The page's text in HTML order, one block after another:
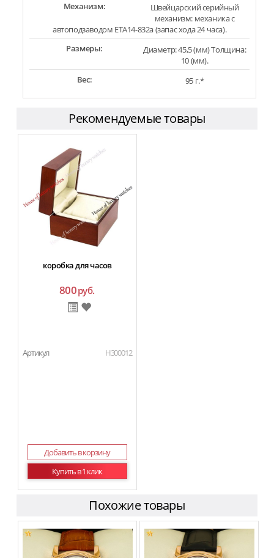
Механизм:
Швейцарский серийный
механизм: механика с
автоподзаводом ETA14-832a (запас хода 24 часа).
Размеры:
Диаметр: 45,5 (мм) Толщина:
10 (мм).
Вес:
95 г.*
Рекомендуемые товары
коробка для часов
800руб.
Артикул H300012
Добавить в корзину
Купить в 1 клик
Похожие товары